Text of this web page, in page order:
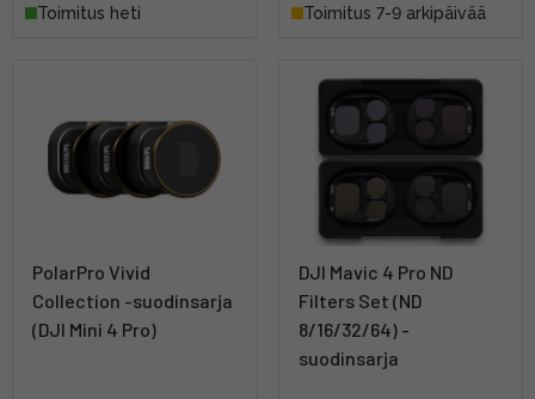
Toimitus heti Toimitus 7-9 arkipäivää
PolarPro Vivid
Collection -suodinsarja
(DJI Mini 4 Pro)
DJI Mavic 4 Pro ND
Filters Set (ND
8/16/32/64) -
suodinsarja